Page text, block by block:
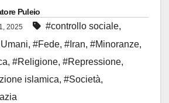
Puleio
2025 #controllo sociale,
, #Fede, #Iran, #Minoranze,
, #Religione, #Repressione,
islamica, #Società,